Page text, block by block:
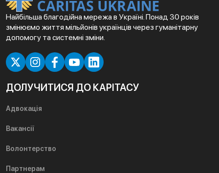
Найбільша благодійна мережа в Україні. Понад 30 років
змінюємо життя мільйонів українців через гуманітарну
допомогу та системні зміни.
ДОЛУЧИТИСЯ ДО КАРІТАСУ
Адвокація
Вакансії
Волонтерство
Партнерам